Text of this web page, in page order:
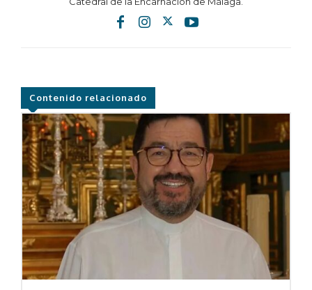
Contenido relacionado